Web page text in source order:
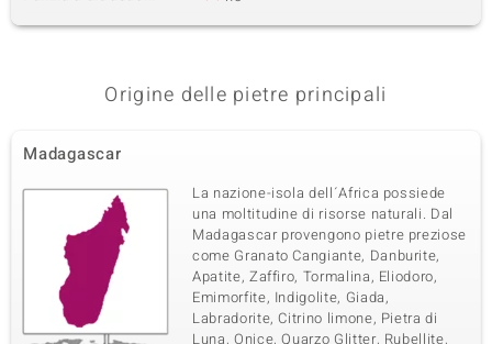
Origine delle pietre principali
Madagascar
La nazione-isola dell´Africa possiede
una moltitudine di risorse naturali. Dal
Madagascar provengono pietre preziose
come Granato Cangiante, Danburite,
Apatite, Zaffiro, Tormalina, Eliodoro,
Emimorfite, Indigolite, Giada,
Labradorite, Citrino limone, Pietra di
Luna, Onice, Quarzo Glitter, Rubellite,